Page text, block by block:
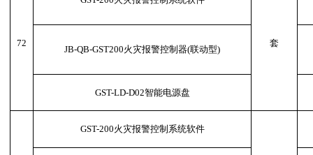
72 套
JB-QB-GST200火灾报警控制器(联动型)
GST-LD-D02智能电源盘
GST-200火灾报警控制系统软件